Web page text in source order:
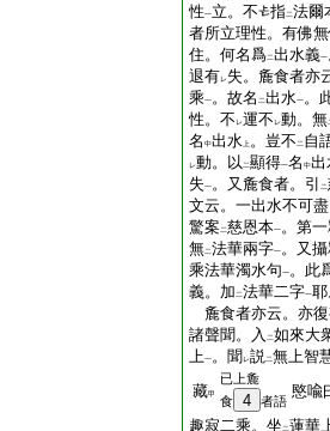
性一立。不 指二法爾
者所立理性。有佛
住。何名爲二出水義一
退有レ失。麁食者亦
乘一。故名 二出水一。
性。不 レ運不 レ動。無
名 中出水 上 。豈不 二 自
レ動。以 二顯得一名 中出
失一。又麁食者。引 二
文云。一出水不可
驚案二慈恩本一。第
無二法華兩字一。又
乘法華濁水句一。此
義。加 二法華二字一
麁食者亦云。亦
諸聲聞。入 二如來大
上一。聞 レ説二無上智
藏甲
已上麁
食
4 者語
愍喩
趣寂二乘。坐 二蓮華